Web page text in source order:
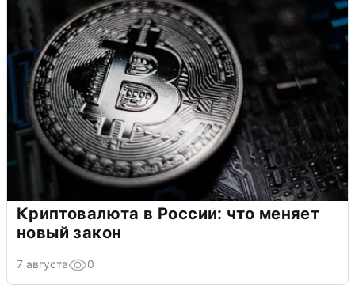
Криптовалюта в России: что меняет
новый закон
7 августа 0